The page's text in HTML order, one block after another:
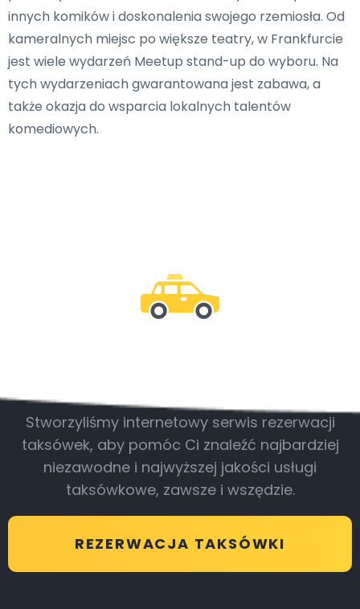
innych komików i doskonalenia swojego rzemiosła. Od
kameralnych miejsc po większe teatry, w Frankfurcie
jest wiele wydarzeń Meetup stand-up do wyboru. Na
tych wydarzeniach gwarantowana jest zabawa, a
także okazja do wsparcia lokalnych talentów
komediowych.
Stworzyliśmy internetowy serwis rezerwacji
taksówek, aby pomóc Ci znaleźć najbardziej
niezawodne i najwyższej jakości usługi
taksówkowe, zawsze i wszędzie.
REZERWACJA TAKSÓWKI